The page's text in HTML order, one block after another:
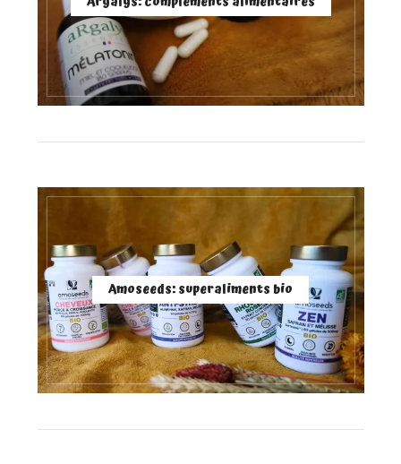
Amoseeds: superaliments bio